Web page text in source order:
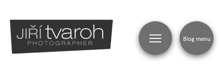
Blog menu